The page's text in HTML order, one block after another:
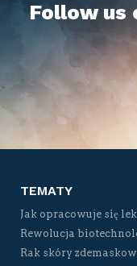
Follow us
TEMATY
Jak opracowuje się
Rewolucja
Rak skóry